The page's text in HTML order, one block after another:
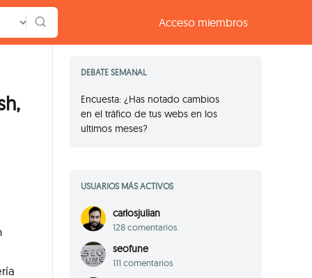
Acceso miembros
DEBATE SEMANAL
Encuesta: ¿Has notado cambios
en el tráfico de tus webs en los
ultimos meses?
USUARIOS MÁS ACTIVOS
carlosjulian
128 comentarios
seofune
111 comentarios